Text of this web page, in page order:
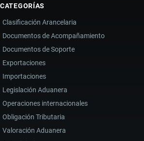
CATEGORÍAS
Clasificación Arancelaria
Documentos de Acompañamiento
Documentos de Soporte
Exportaciones
Importaciones
Legislación Aduanera
Operaciones internacionales
Obligación Tributaria
Valoración Aduanera